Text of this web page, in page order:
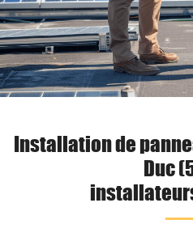
Installation de
Duc